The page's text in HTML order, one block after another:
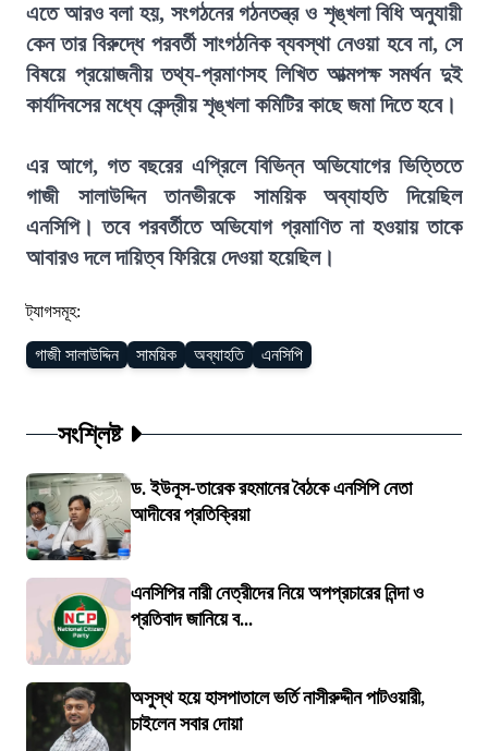
এতে আরও বলা হয়, সংগঠনের গঠনতন্ত্র ও শৃঙ্খলা বিধি অনুযায়ী
কেন তার বিরুদ্ধে পরবর্তী সাংগঠনিক ব্যবস্থা নেওয়া হবে না, সে
বিষয়ে প্রয়োজনীয় তথ্য-প্রমাণসহ লিখিত আত্মপক্ষ সমর্থন দুই
কার্যদিবসের মধ্যে কেন্দ্রীয় শৃঙ্খলা কমিটির কাছে জমা দিতে হবে।
এর আগে, গত বছরের এপ্রিলে বিভিন্ন অভিযোগের ভিত্তিতে
গাজী সালাউদ্দিন তানভীরকে সাময়িক অব্যাহতি দিয়েছিল
এনসিপি। তবে পরবর্তীতে অভিযোগ প্রমাণিত না হওয়ায় তাকে
আবারও দলে দায়িত্ব ফিরিয়ে দেওয়া হয়েছিল।
ট্যাগসমূহ:
গাজী সালাউদ্দিন সাময়িক অব্যাহতি এনসিপি
সংশ্লিষ্ট
ড. ইউনূস-তারেক রহমানের বৈঠকে এনসিপি নেতা
আদীবের প্রতিক্রিয়া
এনসিপির নারী নেত্রীদের নিয়ে অপপ্রচারের নিন্দা ও
প্রতিবাদ জানিয়ে ব...
অসুস্থ হয়ে হাসপাতালে ভর্তি নাসীরুদ্দীন পাটওয়ারী,
চাইলেন সবার দোয়া